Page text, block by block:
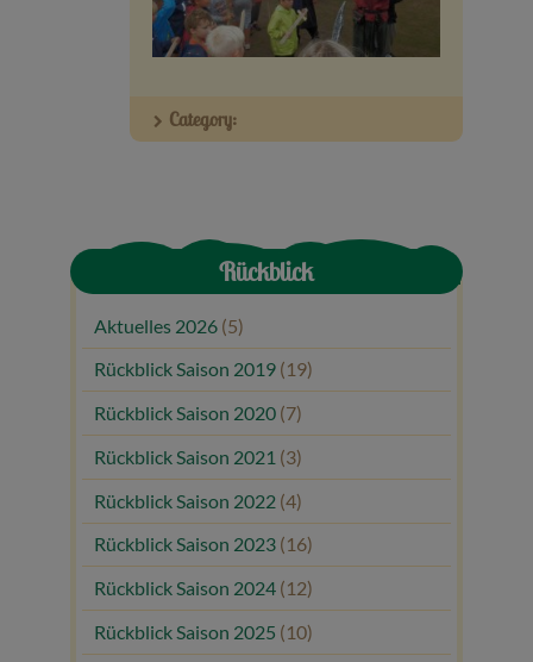
Veranstaltungen
Baumpaten
Category:
Rückblick
Aktuelles 2026 (5)
Rückblick Saison 2019 (19)
Rückblick Saison 2020 (7)
Rückblick Saison 2021 (3)
Rückblick Saison 2022 (4)
Rückblick Saison 2023 (16)
Rückblick Saison 2024 (12)
Rückblick Saison 2025 (10)